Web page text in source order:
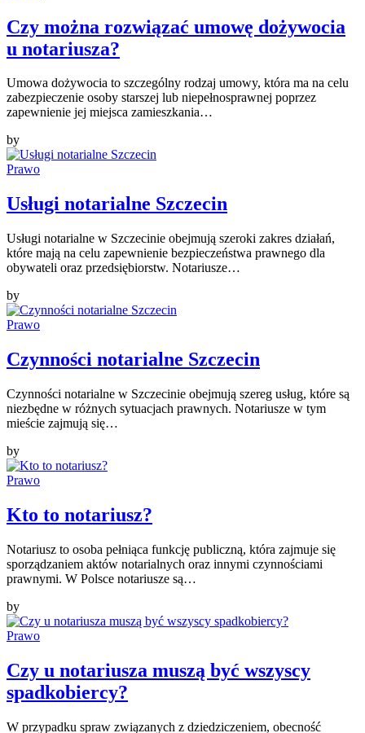
Czy można rozwiązać umowę dożywocia
u notariusza?
Umowa dożywocia to szczególny rodzaj umowy, która ma na celu
zabezpieczenie osoby starszej lub niepełnosprawnej poprzez
zapewnienie jej miejsca zamieszkania…
by
Prawo
Usługi notarialne Szczecin
Usługi notarialne w Szczecinie obejmują szeroki zakres działań,
które mają na celu zapewnienie bezpieczeństwa prawnego dla
obywateli oraz przedsiębiorstw. Notariusze…
by
Prawo
Czynności notarialne Szczecin
Czynności notarialne w Szczecinie obejmują szereg usług, które są
niezbędne w różnych sytuacjach prawnych. Notariusze w tym
mieście zajmują się…
by
Prawo
Kto to notariusz?
Notariusz to osoba pełniąca funkcję publiczną, która zajmuje się
sporządzaniem aktów notarialnych oraz innymi czynnościami
prawnymi. W Polsce notariusze są…
by
Prawo
Czy u notariusza muszą być wszyscy
spadkobiercy?
W przypadku spraw związanych z dziedziczeniem, obecność